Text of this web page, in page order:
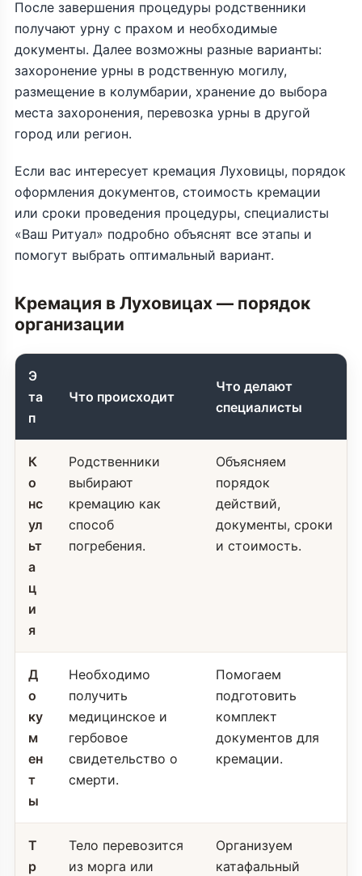
После завершения процедуры родственники
получают урну с прахом и необходимые
документы. Далее возможны разные варианты:
захоронение урны в родственную могилу,
размещение в колумбарии, хранение до выбора
места захоронения, перевозка урны в другой
город или регион.
Если вас интересует кремация Луховицы, порядок
оформления документов, стоимость кремации
или сроки проведения процедуры, специалисты
«Ваш Ритуал» подробно объяснят все этапы и
помогут выбрать оптимальный вариант.
Кремация в Луховицах — порядок
организации
Э
та
п
Что происходит
Что делают
специалисты
К
о
нс
ул
ьт
а
ц
и
я
Родственники
выбирают
кремацию как
способ
погребения.
Объясняем
порядок
действий,
документы, сроки
и стоимость.
Д
о
ку
м
ен
т
ы
Необходимо
получить
медицинское и
гербовое
свидетельство о
смерти.
Помогаем
подготовить
комплект
документов для
кремации.
Т
р
Тело перевозится
из морга или
Организуем
катафальный